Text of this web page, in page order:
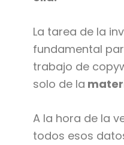
La tarea de la
fundamental
trabajo de
solo de la
A la hora de la
todos esos